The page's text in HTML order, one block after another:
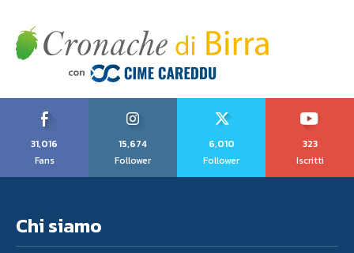
31,016
Fans
15,674
Follower
6,010
Follower
323
Iscritti
Chi siamo